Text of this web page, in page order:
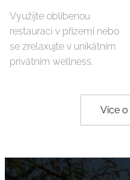
Využijte oblíbenou
restauraci v přízemí nebo
se zrelaxujte v unikátním
privátním wellness.
Více